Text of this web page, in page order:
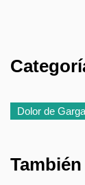
Dolor de